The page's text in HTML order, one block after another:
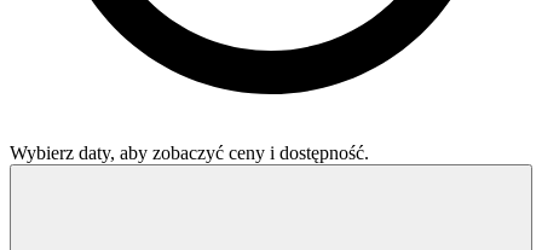
Wybierz daty, aby zobaczyć ceny i dostępność.